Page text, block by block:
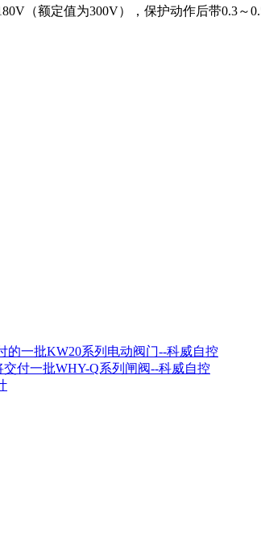
（额定值为300V），保护动作后带0.3～
的一批KW20系列电动阀门--科威自控
付一批WHY-Q系列闸阀--科威自控